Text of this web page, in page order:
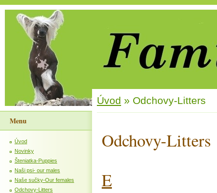
Menu
Úvod
Novinky
Šteniatka-Puppies
Naši psi- our males
Naše sučky-Our females
Odchovy-Litters
Úvod » Odchovy-Litters
Odchovy-Litters
E